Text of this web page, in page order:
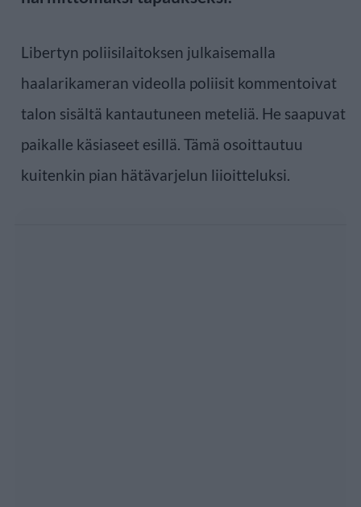
Libertyn poliisilaitoksen julkaisemalla
haalarikameran videolla poliisit kommentoivat
talon sisältä kantautuneen meteliä. He saapuvat
paikalle käsiaseet esillä. Tämä osoittautuu
kuitenkin pian hätävarjelun liioitteluksi.